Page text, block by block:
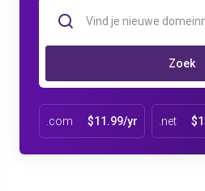
Zoek
.com $11.99/yr .net